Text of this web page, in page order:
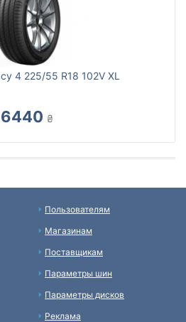
4 225/55 R18 102V XL
6440 ₴
Пользователям
Магазинам
Поставщикам
Параметры шин
Параметры дисков
Реклама